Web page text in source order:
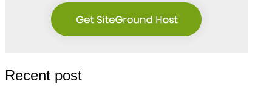
Recent post